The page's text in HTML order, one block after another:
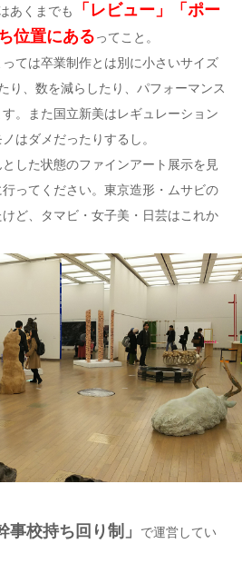
あくまでも
「レビュー」「ポー
位置にあるってこと。
ては卒業制作とは別に小さいサイズ
り、数を減らしたり、パフォーマンス
。また国立新美はレギュレーション
はダメだったりするし。
した状態のファインアート展示を見
ってください。東京造形・ムサビの
ど、タマビ・女子美・日芸はこれか
事校持ち回り制」
で運営してい